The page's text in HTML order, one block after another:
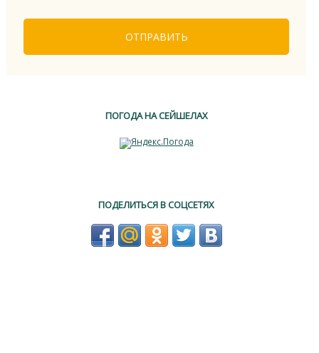
ОТПРАВИТЬ
ПОГОДА НА СЕЙШЕЛАХ
ПОДЕЛИТЬСЯ В СОЦСЕТЯХ